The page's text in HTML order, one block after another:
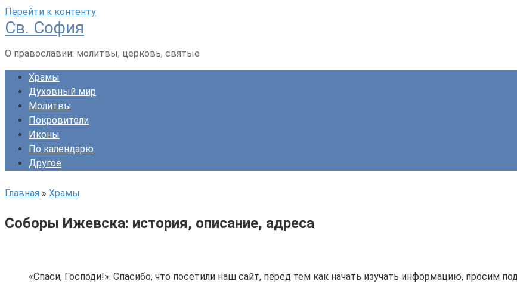
Перейти к контенту
Св. София
О православии: молитвы, церковь, святые
Храмы
Духовный мир
Молитвы
Покровители
Иконы
По календарю
Другое
Главная » Храмы
Соборы Ижевска: история, описание, адреса
«Спаси, Господи!». Спасибо, что посетили наш сайт, перед тем как начать изучать информацию, просим